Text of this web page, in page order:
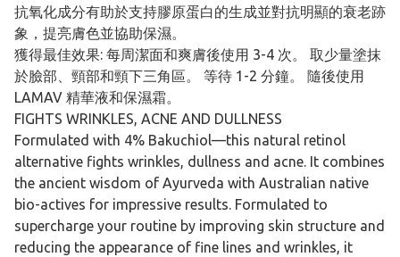
抗氧化成分有助於支持膠原蛋白的生成並對抗明顯的衰老跡
象，提亮膚色並協助保濕。
獲得最佳效果: 每周潔面和爽膚後使用 3-4 次。 取少量塗抹
於臉部、頸部和頸下三角區。 等待 1-2 分鐘。 隨後使用
LAMAV 精華液和保濕霜。
FIGHTS WRINKLES, ACNE AND DULLNESS
Formulated with 4% Bakuchiol—this natural retinol
alternative fights wrinkles, dullness and acne. It combines
the ancient wisdom of Ayurveda with Australian native
bio-actives for impressive results. Formulated to
supercharge your routine by improving skin structure and
reducing the appearance of fine lines and wrinkles, it